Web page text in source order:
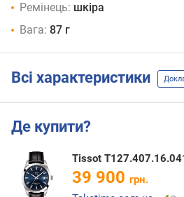
Ремінець: шкіра
Вага: 87 г
Всі характеристики
Де купити?
Tissot
39 900 грн.